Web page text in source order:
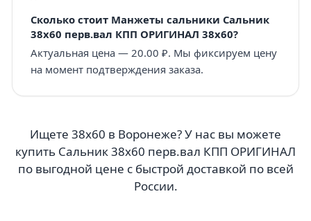
Сколько стоит Манжеты сальники Сальник
38х60 перв.вал КПП ОРИГИНАЛ 38х60?
Актуальная цена — 20.00 ₽. Мы фиксируем цену
на момент подтверждения заказа.
Ищете 38х60 в Воронеже? У нас вы можете
купить Сальник 38х60 перв.вал КПП ОРИГИНАЛ
по выгодной цене с быстрой доставкой по всей
России.